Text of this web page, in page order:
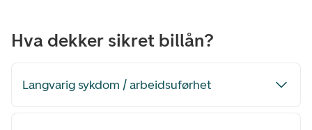
Hva dekker sikret billån?
Langvarig sykdom / arbeidsuførhet